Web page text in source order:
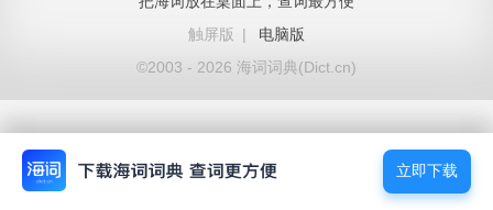
触屏版
|
电脑版
©2003 - 2026 海词词典(Dict.cn)
立即下载
立即下载